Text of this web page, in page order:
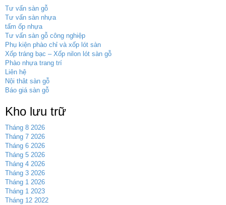
Tư vấn sàn gỗ
Tư vấn sàn nhựa
tấm ốp nhựa
Tư vấn sàn gỗ công nghiệp
Phụ kiện phào chỉ và xốp lót sàn
Xốp tráng bạc – Xốp nilon lót sàn gỗ
Phào nhựa trang trí
Liên hệ
Nội thât sàn gỗ
Báo giá sàn gỗ
Kho lưu trữ
Tháng 8 2026
Tháng 7 2026
Tháng 6 2026
Tháng 5 2026
Tháng 4 2026
Tháng 3 2026
Tháng 1 2026
Tháng 1 2023
Tháng 12 2022